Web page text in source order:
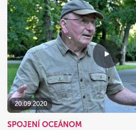
20.09.2020
SPOJENÍ OCEÁNOM